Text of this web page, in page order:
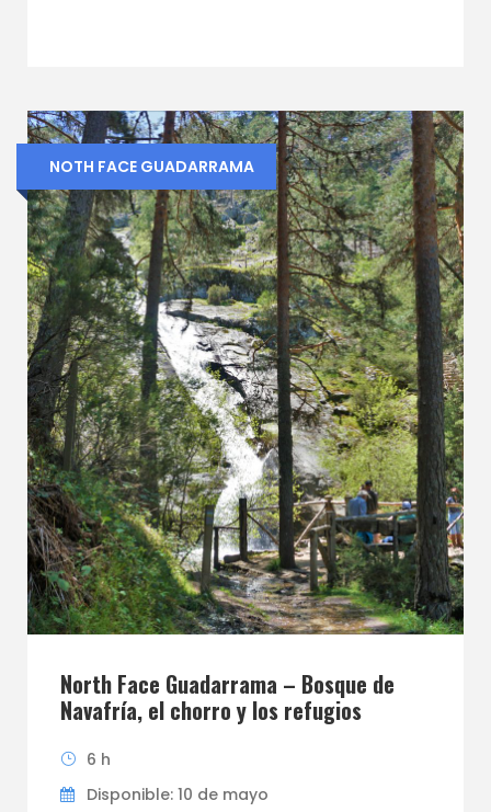
NOTH FACE GUADARRAMA
North Face Guadarrama – Bosque de
Navafría, el chorro y los refugios
6 h
Disponible: 10 de mayo